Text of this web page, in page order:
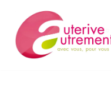
Aller
au